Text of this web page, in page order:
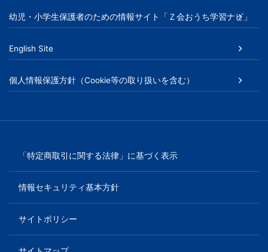
幼
児・
小
け
籍、
幼児・小学生保護者のための情報サイト「Ｚ会おうち学習ナビ」
English Site
個人情報保護方針（Cookie等の取り扱いを含む）
「特定商取引に関する法律」に基づく表示
情報セキュリティ基本方針
サイトポリシー